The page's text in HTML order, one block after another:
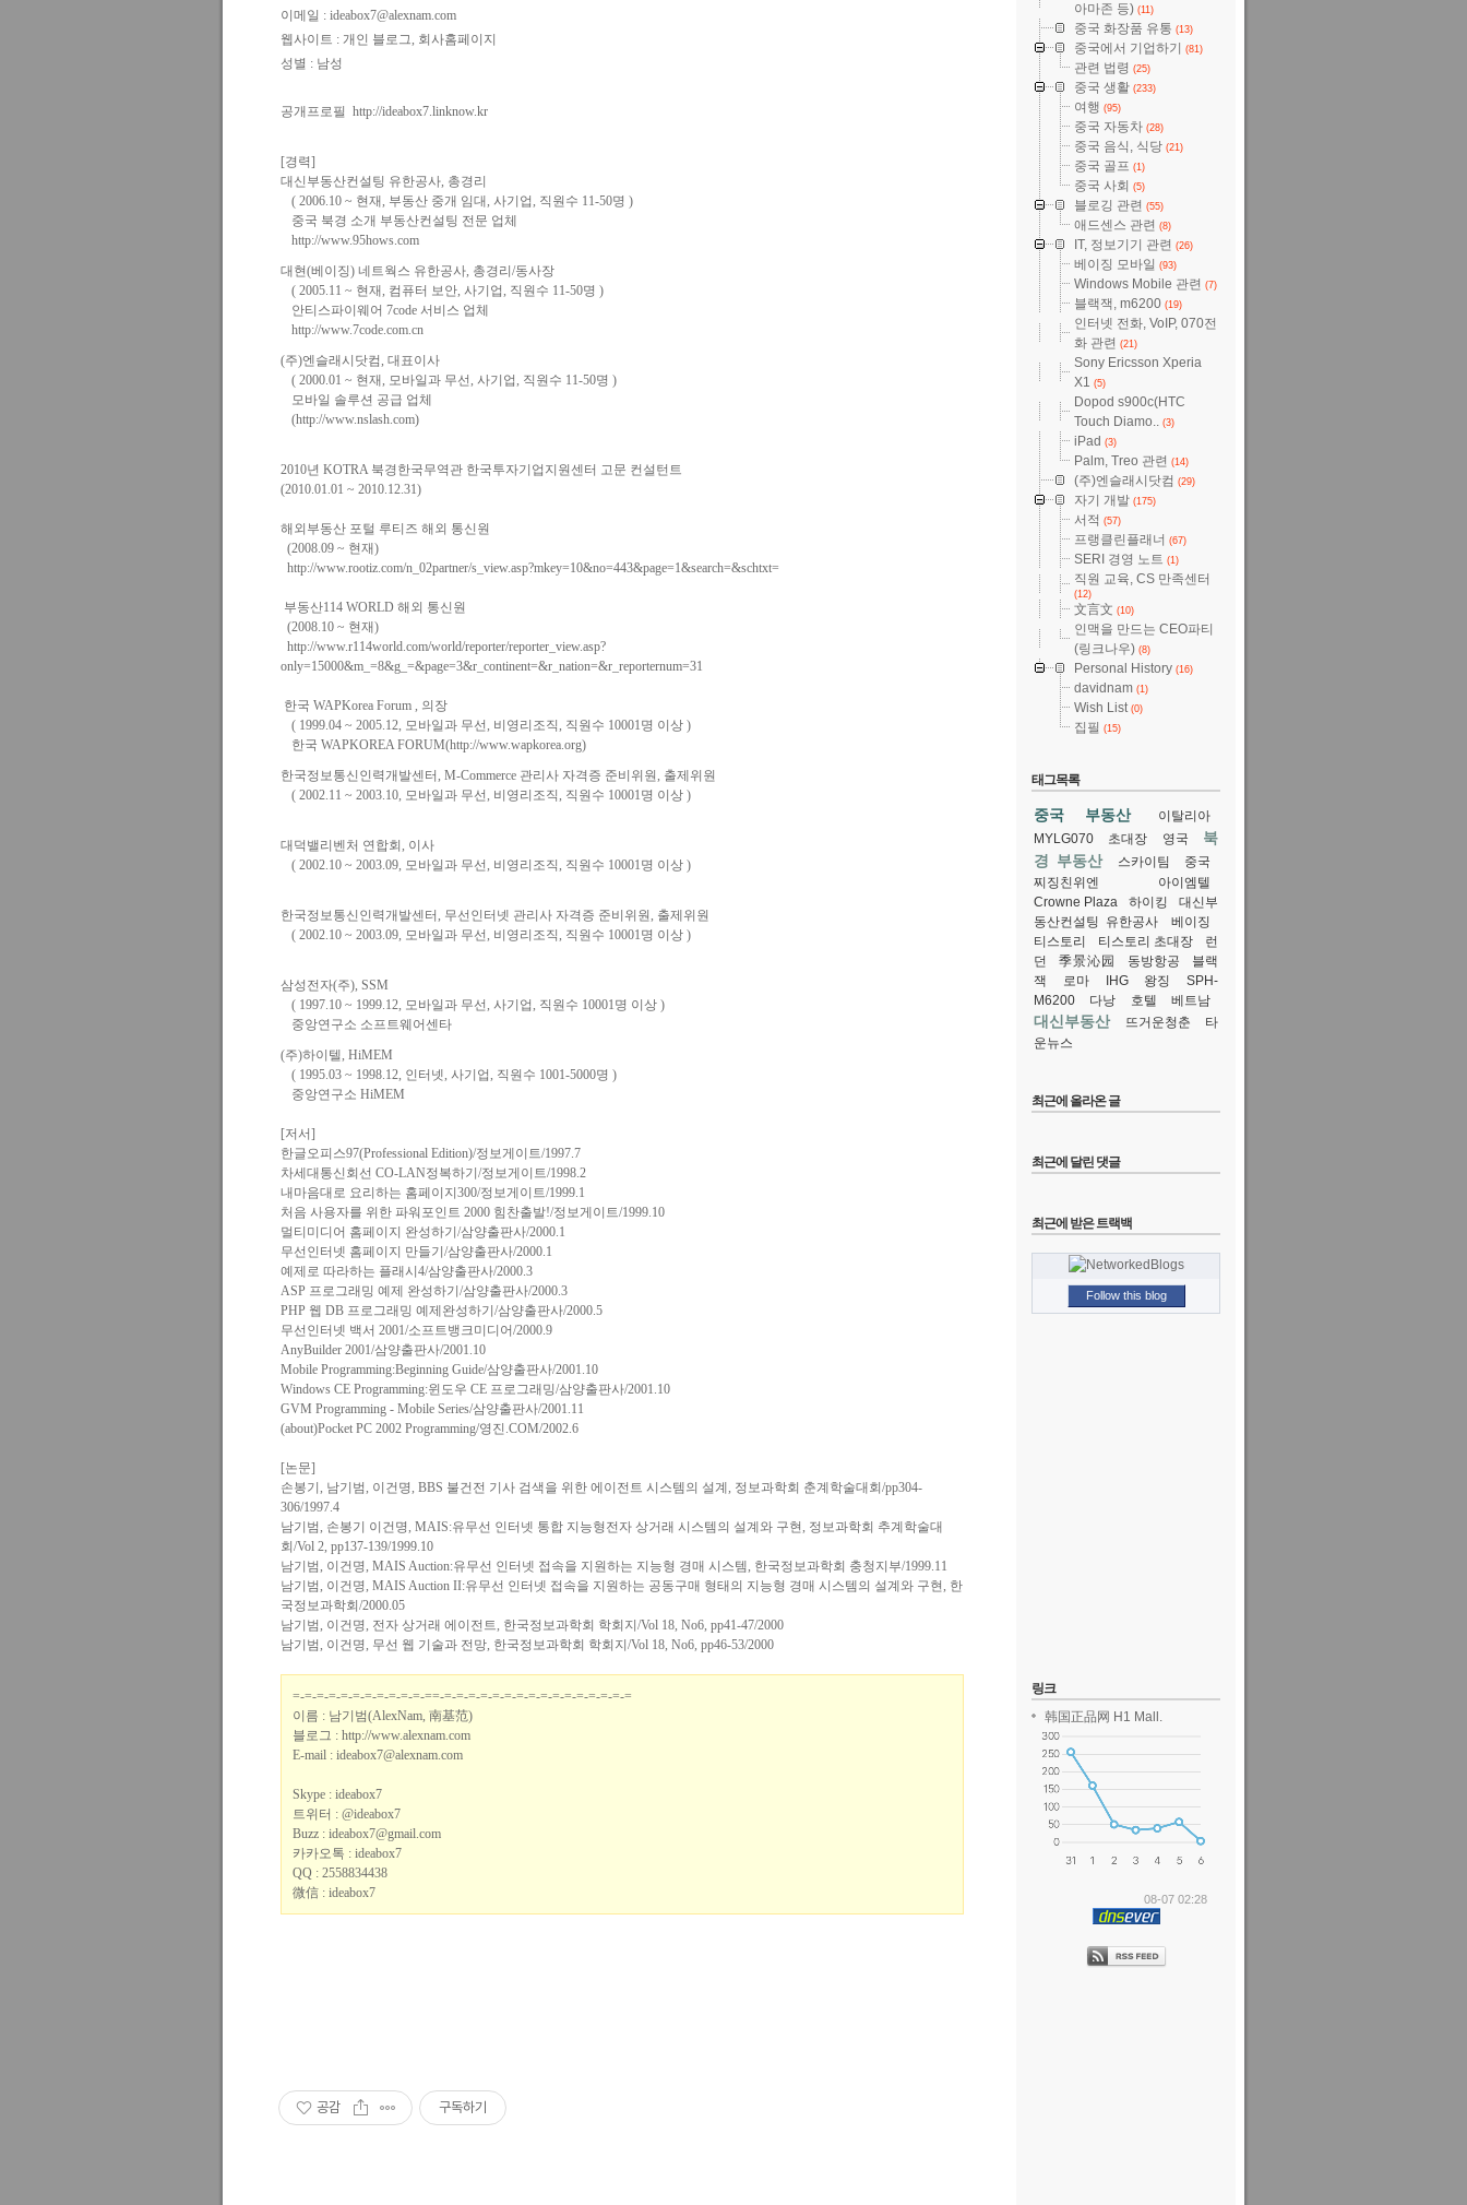
이메일 : ideabox7@alexnam.com
웹사이트 : 개인 블로그, 회사홈페이지
성별 : 남성
공개프로필 http://ideabox7.linknow.kr
[경력]
대신부동산컨설팅 유한공사, 총경리
( 2006.10 ~ 현재, 부동산 중개 임대, 사기업, 직원수 11-50명 )
중국 북경 소개 부동산컨설팅 전문 업체
http://www.95hows.com
대현(베이징) 네트웍스 유한공사, 총경리/동사장
( 2005.11 ~ 현재, 컴퓨터 보안, 사기업, 직원수 11-50명 )
안티스파이웨어 7code 서비스 업체
http://www.7code.com.cn
(주)엔슬래시닷컴, 대표이사
( 2000.01 ~ 현재, 모바일과 무선, 사기업, 직원수 11-50명 )
모바일 솔루션 공급 업체
(http://www.nslash.com)
2010년 KOTRA 북경한국무역관 한국투자기업지원센터 고문 컨설턴트
(2010.01.01 ~ 2010.12.31)
해외부동산 포털 루티즈 해외 통신원
(2008.09 ~ 현재)
http://www.rootiz.com/n_02partner/s_view.asp?mkey=10&no=443&page=1&search=&schtxt=
부동산114 WORLD 해외 통신원
(2008.10 ~ 현재)
http://www.r114world.com/world/reporter/reporter_view.asp?
only=15000&m_=8&g_=&page=3&r_continent=&r_nation=&r_reporternum=31
한국 WAPKorea Forum , 의장
( 1999.04 ~ 2005.12, 모바일과 무선, 비영리조직, 직원수 10001명 이상 )
한국 WAPKOREA FORUM(http://www.wapkorea.org)
한국정보통신인력개발센터, M-Commerce 관리사 자격증 준비위원, 출제위원
( 2002.11 ~ 2003.10, 모바일과 무선, 비영리조직, 직원수 10001명 이상 )
대덕밸리벤처 연합회, 이사
( 2002.10 ~ 2003.09, 모바일과 무선, 비영리조직, 직원수 10001명 이상 )
한국정보통신인력개발센터, 무선인터넷 관리사 자격증 준비위원, 출제위원
( 2002.10 ~ 2003.09, 모바일과 무선, 비영리조직, 직원수 10001명 이상 )
삼성전자(주), SSM
( 1997.10 ~ 1999.12, 모바일과 무선, 사기업, 직원수 10001명 이상 )
중앙연구소 소프트웨어센타
(주)하이텔, HiMEM
( 1995.03 ~ 1998.12, 인터넷, 사기업, 직원수 1001-5000명 )
중앙연구소 HiMEM
[저서]
한글오피스97(Professional Edition)/정보게이트/1997.7
차세대통신회선 CO-LAN정복하기/정보게이트/1998.2
내마음대로 요리하는 홈페이지300/정보게이트/1999.1
처음 사용자를 위한 파워포인트 2000 힘찬출발!/정보게이트/1999.10
멀티미디어 홈페이지 완성하기/삼양출판사/2000.1
무선인터넷 홈페이지 만들기/삼양출판사/2000.1
예제로 따라하는 플래시4/삼양출판사/2000.3
ASP 프로그래밍 예제 완성하기/삼양출판사/2000.3
PHP 웹 DB 프로그래밍 예제완성하기/삼양출판사/2000.5
무선인터넷 백서 2001/소프트뱅크미디어/2000.9
AnyBuilder 2001/삼양출판사/2001.10
Mobile Programming:Beginning Guide/삼양출판사/2001.10
Windows CE Programming:윈도우 CE 프로그래밍/삼양출판사/2001.10
GVM Programming - Mobile Series/삼양출판사/2001.11
(about)Pocket PC 2002 Programming/영진.COM/2002.6
[논문]
손봉기, 남기범, 이건명, BBS 불건전 기사 검색을 위한 에이전트 시스템의 설계, 정보과학회 춘계학술대회/pp304-
306/1997.4
남기범, 손봉기 이건명, MAIS:유무선 인터넷 통합 지능형전자 상거래 시스템의 설계와 구현, 정보과학회 추계학술대
회/Vol 2, pp137-139/1999.10
남기범, 이건명, MAIS Auction:유무선 인터넷 접속을 지원하는 지능형 경매 시스템, 한국정보과학회 충청지부/1999.11
남기범, 이건명, MAIS Auction II:유무선 인터넷 접속을 지원하는 공동구매 형태의 지능형 경매 시스템의 설계와 구현, 한
국정보과학회/2000.05
남기범, 이건명, 전자 상거래 에이전트, 한국정보과학회 학회지/Vol 18, No6, pp41-47/2000
남기범, 이건명, 무선 웹 기술과 전망, 한국정보과학회 학회지/Vol 18, No6, pp46-53/2000
=-=-=-=-=-=-=-=-=-=-=-==-=-=-=-=-=-=-=-=-=-=-=-=-=-=-=-=
이름 : 남기범(AlexNam, 南基范)
블로그 : http://www.alexnam.com
E-mail : ideabox7@alexnam.com
Skype : ideabox7
트위터 : @ideabox7
Buzz : ideabox7@gmail.com
카카오톡 : ideabox7
QQ : 2558834438
微信 : ideabox7
공감 구독하기
아마존 등) (11)
중국 화장품 유통 (13)
중국에서 기업하기 (81)
관련 법령 (25)
중국 생활 (233)
여행 (95)
중국 자동차 (28)
중국 음식, 식당 (21)
중국 골프 (1)
중국 사회 (5)
블로깅 관련 (55)
애드센스 관련 (8)
IT, 정보기기 관련 (26)
베이징 모바일 (93)
Windows Mobile 관련 (7)
블랙잭, m6200 (19)
인터넷 전화, VoIP, 070전
화 관련 (21)
Sony Ericsson Xperia
X1 (5)
Dopod s900c(HTC
Touch Diamo.. (3)
iPad (3)
Palm, Treo 관련 (14)
(주)엔슬래시닷컴 (29)
자기 개발 (175)
서적 (57)
프랭클린플래너 (67)
SERI 경영 노트 (1)
직원 교육, CS 만족센터
(12)
文言文 (10)
인맥을 만드는 CEO파티
(링크나우) (8)
Personal History (16)
davidnam (1)
Wish List(0)
집필 (15)
태그목록
중국 부동산
이탈리아
MYLG070
초대장 영국
북
경 부동산
스카이팀
중국
찌징친위엔
아이엠텔
Crowne Plaza
하이킹
대신부
동산컨설팅 유한공사
베이징
티스토리
티스토리 초대장
런
던
季景沁园 동방항공
블랙
잭
로마 IHG 왕징
SPH-
M6200
다낭 호텔 베트남
대신부동산 뜨거운청춘
타
운뉴스
최근에 올라온 글
최근에 달린 댓글
최근에 받은 트랙백
Follow this blog
링크
韩国正品网 H1 Mall.
08-07 02:28